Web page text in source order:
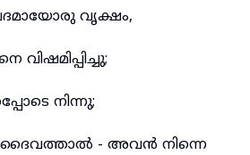
വൃക്ഷം,
വിഷമിപ്പിച്ചു;
നിന്നു;
ദൈവത്താൽ - അവൻ നിന്നെ